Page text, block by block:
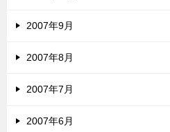
2007年9月
2007年8月
2007年7月
2007年6月